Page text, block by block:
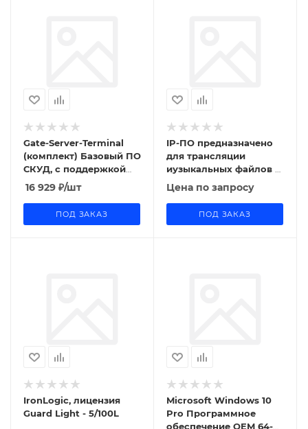
Gate-Server-Terminal
(комплект) Базовый ПО
СКУД, с поддержкой
всех классических
контроллеров GATE
16 929 ₽/шт
ПОД ЗАКАЗ
IP-ПО предназначено
для трансляции
иузыкальных файлов и
голосовых сообщений
Цена по запросу
ПОД ЗАКАЗ
IronLogic, лицензия
Guard Light - 5/100L
Microsoft Windows 10
Pro Программное
обеспечение OEM 64-